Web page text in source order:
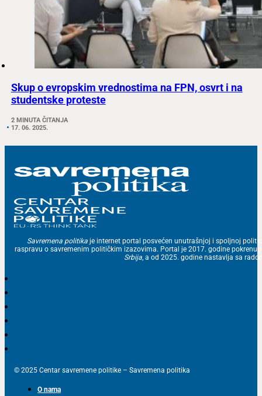
Skup o evropskim vrednostima na FPN, osvrt i na
studentske proteste
2 MINUTA ČITANJA
17. 06. 2025.
Savremena politika je internet portal posvećen unutrašnjoj i spoljnoj
raspravu o savremenim političkim izazovima. Portal je 2017. godine
Srbija, a od 2025. godine nastavlja sa
© 2025 Centar savremene politike – Savremena politika
O nama